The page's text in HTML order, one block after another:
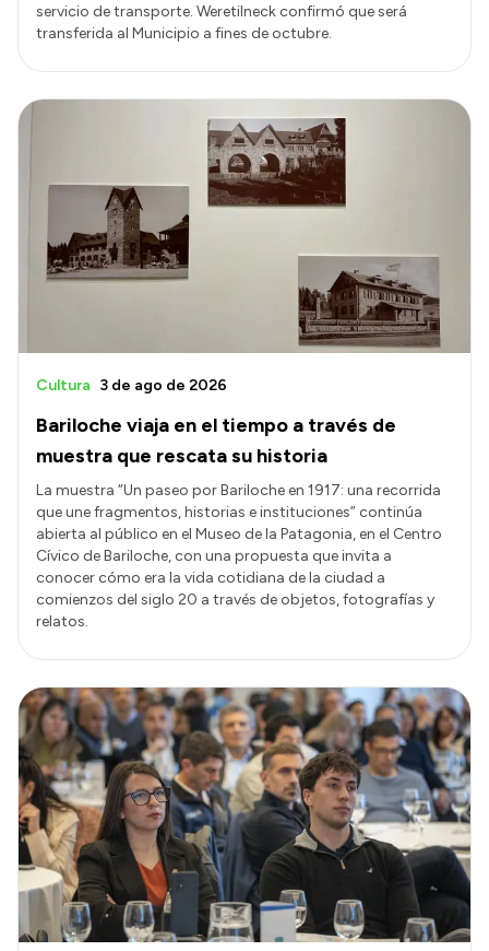
servicio de transporte. Weretilneck confirmó que será
transferida al Municipio a fines de octubre.
Bariloche viaja en el tiempo a través de
muestra que rescata su historia
Cultura 3 de ago de 2026
La muestra “Un paseo por Bariloche en 1917: una recorrida
que une fragmentos, historias e instituciones” continúa
abierta al público en el Museo de la Patagonia, en el Centro
Cívico de Bariloche, con una propuesta que invita a
conocer cómo era la vida cotidiana de la ciudad a
comienzos del siglo 20 a través de objetos, fotografías y
relatos.